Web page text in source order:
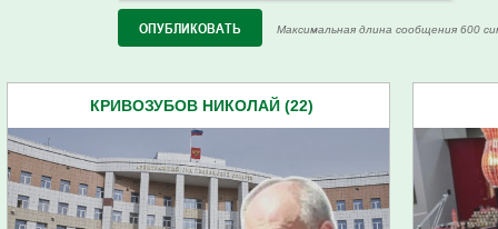
Максимальная длина сообщения 600
КРИВОЗУБОВ НИКОЛАЙ (22)